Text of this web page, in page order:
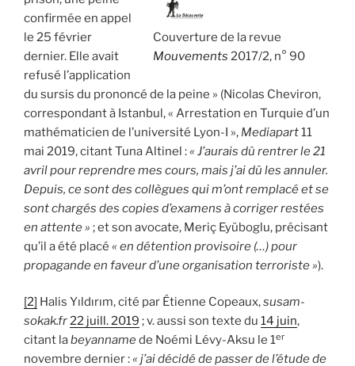
Couverture de la revue
Mouvements 2017/2, n° 90
confirmée en appel
le 25 février
dernier. Elle avait
refusé l’application
du sursis du prononcé de la peine » (Nicolas Cheviron,
correspondant à Istanbul, « Arrestation en Turquie d’un
mathématicien de l’université Lyon-I », Mediapart11
mai 2019, citant Tuna Altinel :« J’aurais dû rentrer le 21
avril pour reprendre mes cours, mais j’ai dû les annuler.
Depuis, ce sont des collègues qui m’ont remplacé et se
sont chargés des copies d’examens à corriger restées
en attente » ; et son avocate, Meriç Eyüboglu, précisant
qu’il a été placé « en détention provisoire (…) pour
propagande en faveur d’une organisation terroriste »).
[2] Halis Yıldırım, cité par Étienne Copeaux,susam-
sokak.fr22 juill. 2019 ; v. aussi son texte du 14 juin,
citant labeyannamede Noémi Lévy-Aksu le 1er
novembre dernier :« j’ai décidé de passer de l’étude de